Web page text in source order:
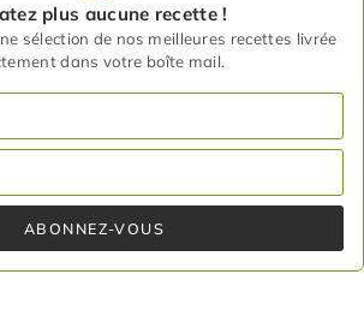
plus aucune recette !
sélection de nos meilleures recettes livrée
dans votre boîte mail.
ABONNEZ-VOUS